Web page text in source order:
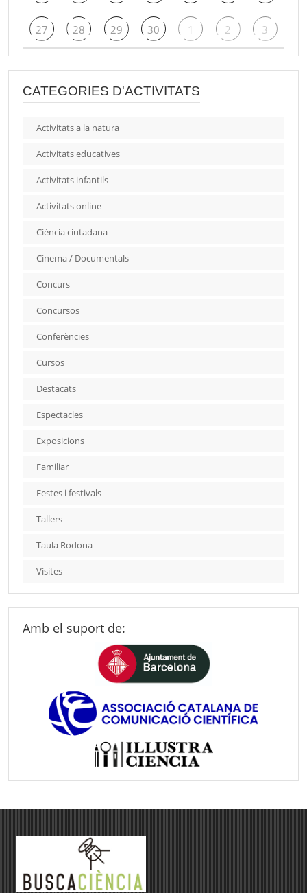
27 28 29 30 1 2 3
CATEGORIES D'ACTIVITATS
Activitats a la natura
Activitats educatives
Activitats infantils
Activitats online
Ciència ciutadana
Cinema / Documentals
Concurs
Concursos
Conferències
Cursos
Destacats
Espectacles
Exposicions
Familiar
Festes i festivals
Tallers
Taula Rodona
Visites
Amb el suport de: